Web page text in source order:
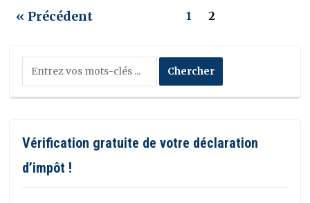
« Précédent 1 2
Vérification gratuite de votre déclaration
d’impôt !